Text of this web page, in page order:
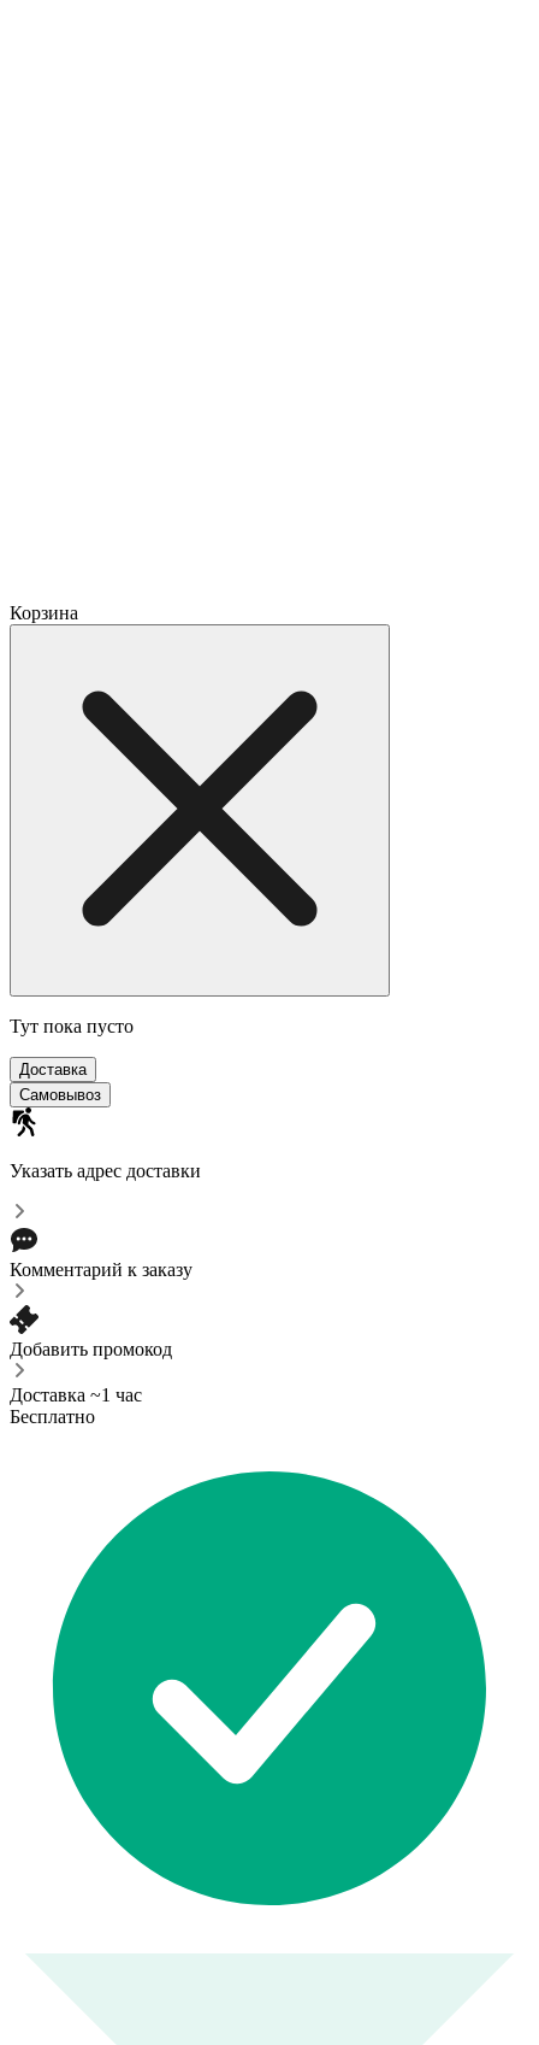
Корзина
Тут пока пусто
Доставка
Самовывоз
Указать адрес доставки
Комментарий к заказу
Добавить промокод
Доставка ~1 час
Бесплатно